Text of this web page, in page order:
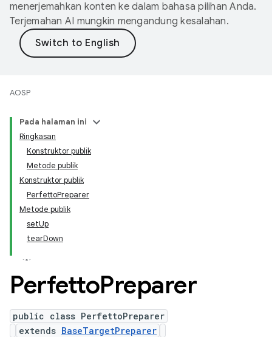
menerjemahkan konten ke dalam bahasa pilihan Anda.
Terjemahan AI mungkin mengandung kesalahan.
AOSP
Pada halaman ini
Ringkasan
Konstruktor publik
Metode publik
Konstruktor publik
PerfettoPreparer
Metode publik
setUp
tearDown
PerfettoPreparer
public class PerfettoPreparer
extends BaseTargetPreparer